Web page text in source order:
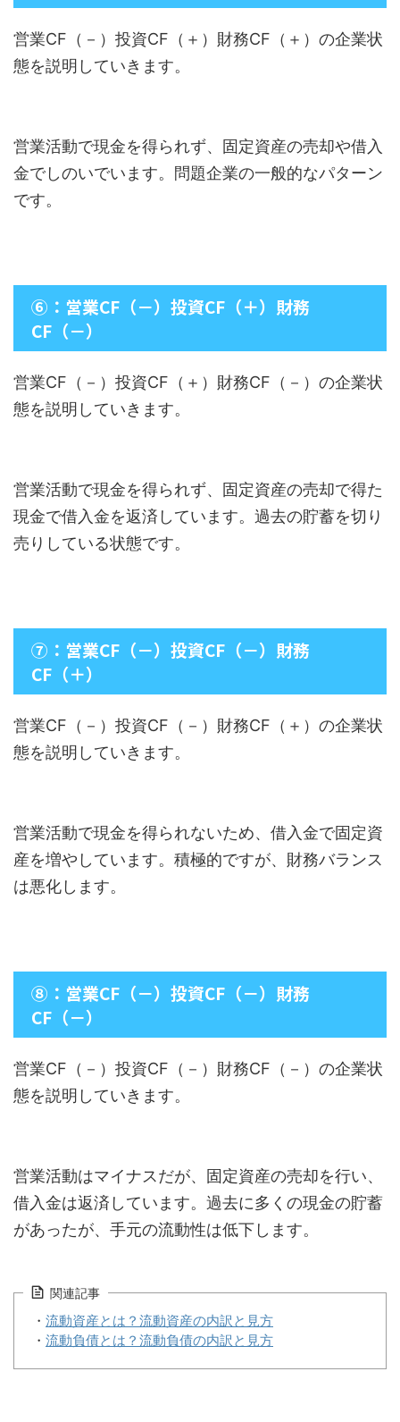
営業CF（－）投資CF（＋）財務CF（＋）の企業状
態を説明していきます。
営業活動で現金を得られず、固定資産の売却や借入
金でしのいでいます。問題企業の一般的なパターン
です。
⑥：営業CF（－）投資CF（＋）財務
CF（－）
営業CF（－）投資CF（＋）財務CF（－）の企業状
態を説明していきます。
営業活動で現金を得られず、固定資産の売却で得た
現金で借入金を返済しています。過去の貯蓄を切り
売りしている状態です。
⑦：営業CF（－）投資CF（－）財務
CF（＋）
営業CF（－）投資CF（－）財務CF（＋）の企業状
態を説明していきます。
営業活動で現金を得られないため、借入金で固定資
産を増やしています。積極的ですが、財務バランス
は悪化します。
⑧：営業CF（－）投資CF（－）財務
CF（－）
営業CF（－）投資CF（－）財務CF（－）の企業状
態を説明していきます。
営業活動はマイナスだが、固定資産の売却を行い、
借入金は返済しています。過去に多くの現金の貯蓄
があったが、手元の流動性は低下します。
関連記事
・ 流動資産とは？流動資産の内訳と見方
・ 流動負債とは？流動負債の内訳と見方